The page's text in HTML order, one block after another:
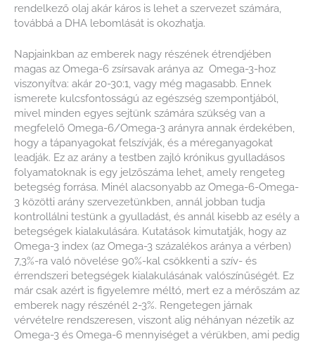
rendelkező olaj akár káros is lehet a szervezet számára,
továbbá a DHA lebomlását is okozhatja.
Napjainkban az emberek nagy részének étrendjében
magas az Omega-6 zsírsavak aránya az Omega-3-hoz
viszonyítva: akár 20-30:1, vagy még magasabb. Ennek
ismerete kulcsfontosságú az egészség szempontjából,
mivel minden egyes sejtünk számára szükség van a
megfelelő Omega-6/Omega-3 arányra annak érdekében,
hogy a tápanyagokat felszívják, és a méreganyagokat
leadják. Ez az arány a testben zajló krónikus gyulladásos
folyamatoknak is egy jelzőszáma lehet, amely rengeteg
betegség forrása. Minél alacsonyabb az Omega-6-Omega-
3 közötti arány szervezetünkben, annál jobban tudja
kontrollálni testünk a gyulladást, és annál kisebb az esély a
betegségek kialakulására. Kutatások kimutatják, hogy az
Omega-3 index (az Omega-3 százalékos aránya a vérben)
7,3%-ra való növelése 90%-kal csökkenti a szív- és
érrendszeri betegségek kialakulásának valószínűségét. Ez
már csak azért is figyelemre méltó, mert ez a mérőszám az
emberek nagy részénél 2-3%. Rengetegen járnak
vérvételre rendszeresen, viszont alig néhányan nézetik az
Omega-3 és Omega-6 mennyiséget a vérükben, ami pedig